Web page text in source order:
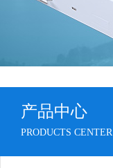
产品中心
PRODUCTS CENTER